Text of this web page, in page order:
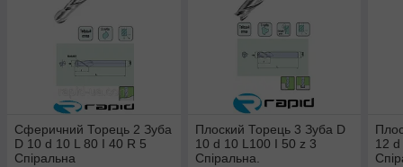
Сферичний Торець 2 Зуба
D 10 d 10 L 80 I 40 R 5
Спіральна
Плоский Торець 3 Зуба D
10 d 10 L100 I 50 z 3
Спіральна.
12